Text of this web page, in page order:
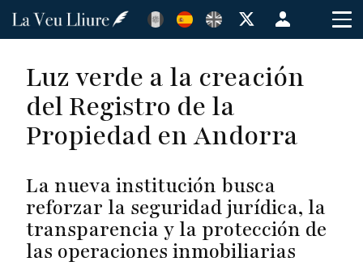
Pasar
principal
Menú
de
cuenta
de
Luz verde a la creación
del Registro de la
Propiedad en Andorra
La nueva institución busca
reforzar la seguridad jurídica, la
transparencia y la protección de
las operaciones inmobiliarias